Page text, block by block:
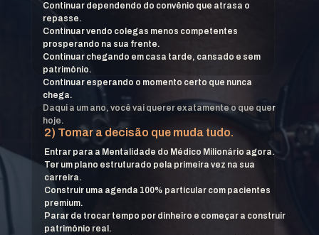
Continuar dependendo do convênio que atrasa o
repasse.
Continuar vendo colegas menos competentes
prosperando na sua frente.
Continuar chegando em casa tarde, cansado e sem
patrimônio.
Continuar esperando o momento certo que nunca
chega.
Daqui a um ano, você vai querer exatamente o que quer
hoje.
2) Tomar a decisão que muda tudo.
Entrar para a Mentalidade do Médico Milionário agora.
Ter um plano estruturado pela primeira vez na sua
carreira.
Construir uma agenda 100% particular com pacientes
premium.
Parar de trocar tempo por dinheiro e começar a construir
patrimônio real.